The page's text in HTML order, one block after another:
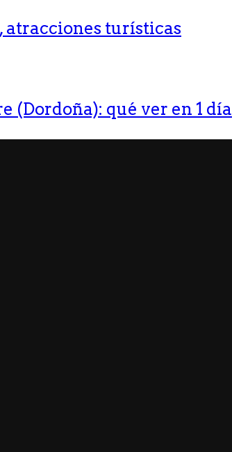
atracciones turísticas
(Dordoña): qué ver en 1 día